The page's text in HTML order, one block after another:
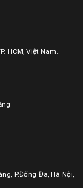
HCM, Việt Nam.
P.Đống Đa, Hà Nội,